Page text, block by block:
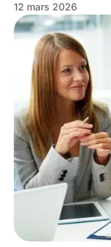
12 mars 2026